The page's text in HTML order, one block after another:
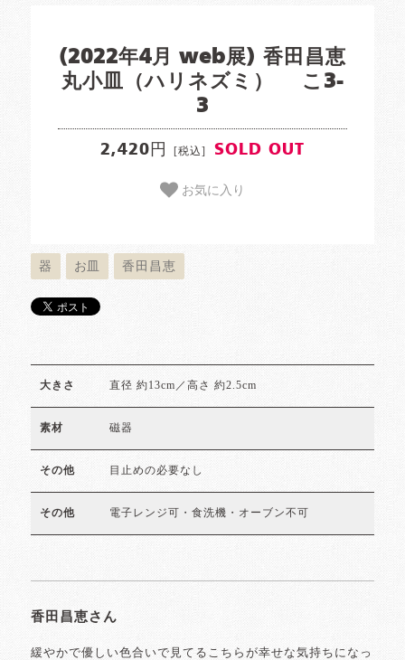
(2022年4月 web展) 香田昌恵
丸小皿（ハリネズミ） こ3-
3
2,420円 [税込] SOLD OUT
お気に入り
器 お皿 香田昌恵
大きさ 直径 約13cm／高さ 約2.5cm
素材 磁器
その他 目止めの必要なし
その他 電子レンジ可・食洗機・オーブン不可
香田昌恵さん
緩やかで優しい色合いで見てるこちらが幸せな気持ちになっ